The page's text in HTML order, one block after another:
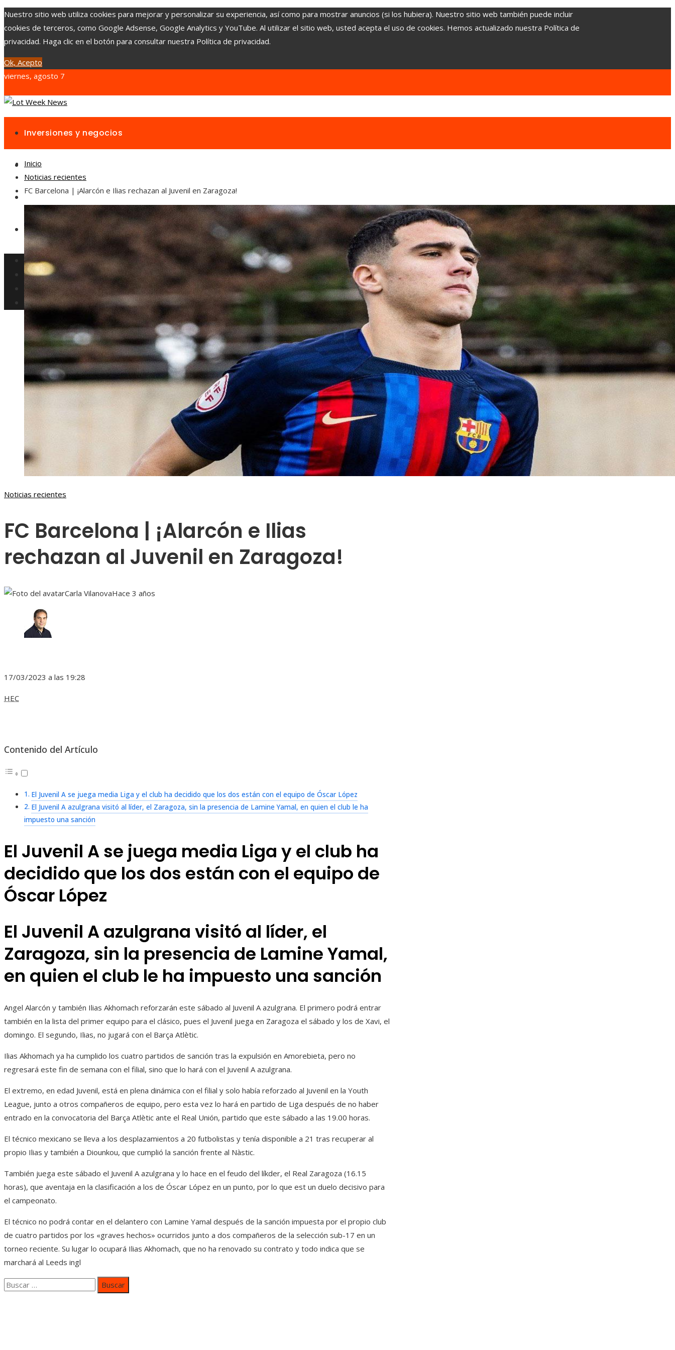
Nuestro sitio web utiliza cookies para mejorar y personalizar su experiencia, así como para mostrar anuncios (si los hubiera). Nuestro sitio web también puede incluir
cookies de terceros, como Google Adsense, Google Analytics y YouTube. Al utilizar el sitio web, usted acepta el uso de cookies. Hemos actualizado nuestra Política de
privacidad. Haga clic en el botón para consultar nuestra Política de privacidad.
Ok, Acepto
viernes, agosto 7
Inversiones y negocios
Responsabilidad social
Cultura y ocio
Ciencia y tecnología
Inversiones y negocios
Responsabilidad social
Cultura y ocio
Ciencia y tecnología
Inicio
Noticias recientes
FC Barcelona | ¡Alarcón e Ilias rechazan al Juvenil en Zaragoza!
Noticias recientes
FC Barcelona | ¡Alarcón e Ilias
rechazan al Juvenil en Zaragoza!
Carla VilanovaHace 3 años
17/03/2023 a las 19:28
HEC
Contenido del Artículo
El Juvenil A se juega media Liga y el club ha decidido que los dos están con el equipo de Óscar López
El Juvenil A azulgrana visitó al líder, el Zaragoza, sin la presencia de Lamine Yamal, en quien el club le ha
impuesto una sanción
El Juvenil A se juega media Liga y el club ha
decidido que los dos están con el equipo de
Óscar López
El Juvenil A azulgrana visitó al líder, el
Zaragoza, sin la presencia de Lamine Yamal,
en quien el club le ha impuesto una sanción
Angel Alarcón y también Ilias Akhomach reforzarán este sábado al Juvenil A azulgrana. El primero podrá entrar
también en la lista del primer equipo para el clásico, pues el Juvenil juega en Zaragoza el sábado y los de Xavi, el
domingo. El segundo, Ilias, no jugará con el Barça Atlètic.
Ilias Akhomach ya ha cumplido los cuatro partidos de sanción tras la expulsión en Amorebieta, pero no
regresará este fin de semana con el filial, sino que lo hará con el Juvenil A azulgrana.
El extremo, en edad Juvenil, está en plena dinámica con el filial y solo había reforzado al Juvenil en la Youth
League, junto a otros compañeros de equipo, pero esta vez lo hará en partido de Liga después de no haber
entrado en la convocatoria del Barça Atlètic ante el Real Unión, partido que este sábado a las 19.00 horas.
El técnico mexicano se lleva a los desplazamientos a 20 futbolistas y tenía disponible a 21 tras recuperar al
propio Ilias y también a Diounkou, que cumplió la sanción frente al Nàstic.
También juega este sábado el Juvenil A azulgrana y lo hace en el feudo del líkder, el Real Zaragoza (16.15
horas), que aventaja en la clasificación a los de Óscar López en un punto, por lo que est un duelo decisivo para
el campeonato.
El técnico no podrá contar en el delantero con Lamine Yamal después de la sanción impuesta por el propio club
de cuatro partidos por los «graves hechos» ocurridos junto a dos compañeros de la selección sub-17 en un
torneo reciente. Su lugar lo ocupará Ilias Akhomach, que no ha renovado su contrato y todo indica que se
marchará al Leeds ingl
Buscar: